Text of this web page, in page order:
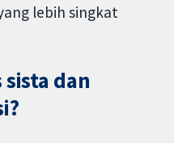
lebih singkat
dan